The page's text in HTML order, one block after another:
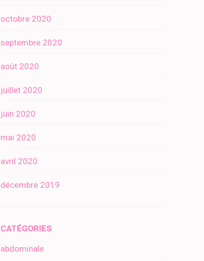
octobre 2020
septembre 2020
août 2020
juillet 2020
juin 2020
mai 2020
avril 2020
décembre 2019
CATÉGORIES
abdominale